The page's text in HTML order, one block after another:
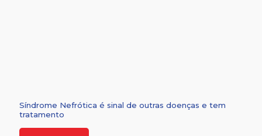
Síndrome Nefrótica é sinal de outras doenças e tem
tratamento